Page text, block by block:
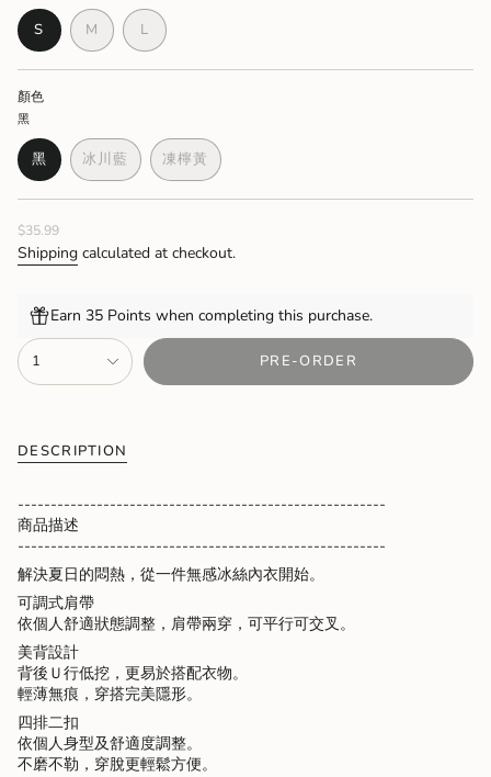
S VARIANT
SOLD
OUT
UNAVAILABLE
M VARIANT
SOLD
OUT
LVARIANT
SOLD
OUT
顏色
黑
黑
VARIANT
SOLD
OR
UNAVAILABLE
冰川藍
VARIANT
SOLD
UNAVAILABLE
凍檸黃
VARIANT
SOLD
UNAVAILABLE
Regular
price
$35.99
Shipping calculated at checkout.
Earn 35 Points when completing this purchase.
{"in_cart_html"=>"
<span
class=\"quantity-
quantity
in
cart",
quantity
for
{{
product
}}",
"multiples_of"=>"Increments
of
{{
quantity
}}",
1 PRE-ORDER
DESCRIPTION
--------------------------------------------------------
商品描述
--------------------------------------------------------
解決夏日的悶熱，從一件無感冰絲內衣開始。
可調式肩帶
依個人舒適狀態調整，肩帶兩穿，可平行可交叉。
美背設計
背後Ｕ行低挖，更易於搭配衣物。
輕薄無痕，穿搭完美隱形。
四排二扣
依個人身型及舒適度調整。
不磨不勒，穿脫更輕鬆方便。